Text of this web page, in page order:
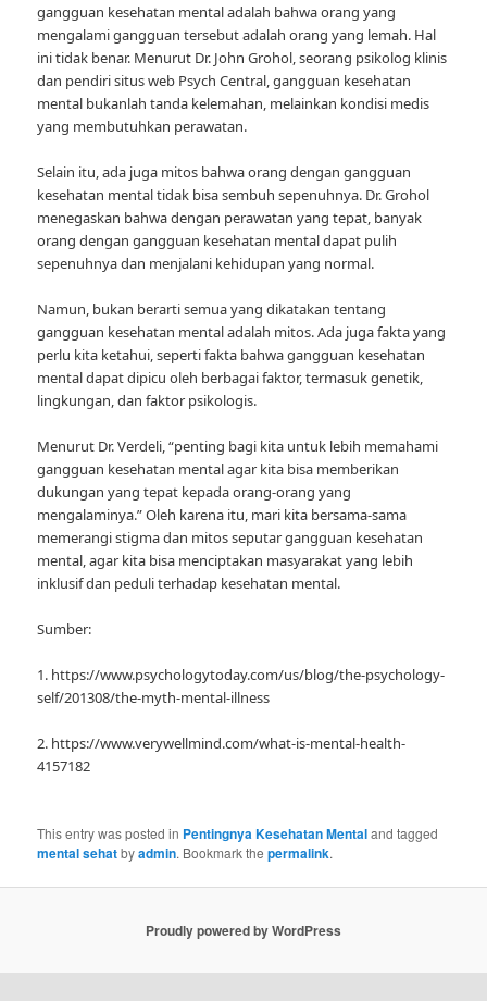
gangguan kesehatan mental adalah bahwa orang yang
mengalami gangguan tersebut adalah orang yang lemah. Hal
ini tidak benar. Menurut Dr. John Grohol, seorang psikolog klinis
dan pendiri situs web Psych Central, gangguan kesehatan
mental bukanlah tanda kelemahan, melainkan kondisi medis
yang membutuhkan perawatan.
Selain itu, ada juga mitos bahwa orang dengan gangguan
kesehatan mental tidak bisa sembuh sepenuhnya. Dr. Grohol
menegaskan bahwa dengan perawatan yang tepat, banyak
orang dengan gangguan kesehatan mental dapat pulih
sepenuhnya dan menjalani kehidupan yang normal.
Namun, bukan berarti semua yang dikatakan tentang
gangguan kesehatan mental adalah mitos. Ada juga fakta yang
perlu kita ketahui, seperti fakta bahwa gangguan kesehatan
mental dapat dipicu oleh berbagai faktor, termasuk genetik,
lingkungan, dan faktor psikologis.
Menurut Dr. Verdeli, “penting bagi kita untuk lebih memahami
gangguan kesehatan mental agar kita bisa memberikan
dukungan yang tepat kepada orang-orang yang
mengalaminya.” Oleh karena itu, mari kita bersama-sama
memerangi stigma dan mitos seputar gangguan kesehatan
mental, agar kita bisa menciptakan masyarakat yang lebih
inklusif dan peduli terhadap kesehatan mental.
Sumber:
1. https://www.psychologytoday.com/us/blog/the-psychology-
self/201308/the-myth-mental-illness
2. https://www.verywellmind.com/what-is-mental-health-
4157182
This entry was posted in Pentingnya Kesehatan Mentaland tagged
mental sehatbyadmin. Bookmark thepermalink.
Proudly powered by WordPress